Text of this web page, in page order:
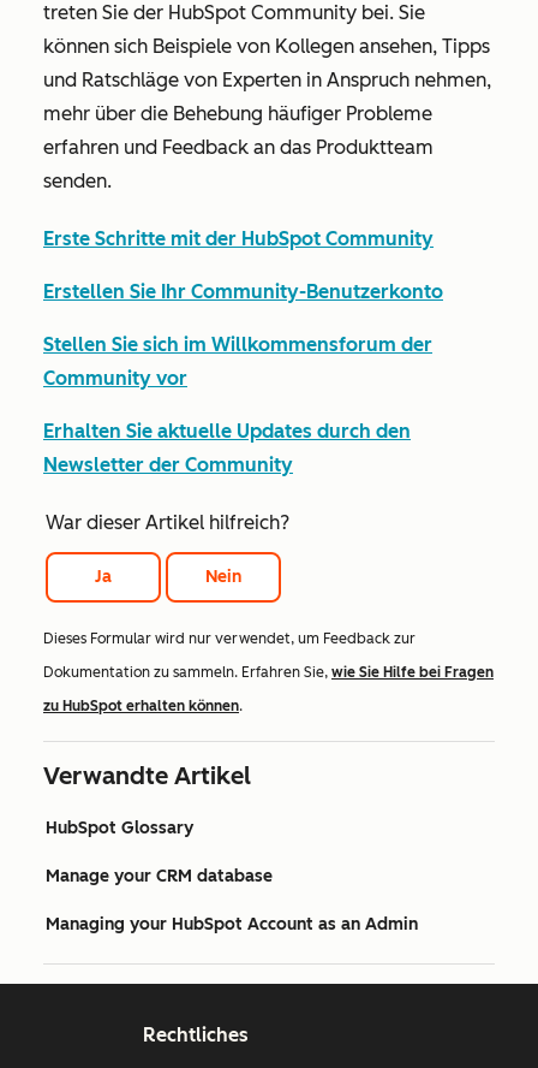
treten Sie der HubSpot Community bei. Sie
können sich Beispiele von Kollegen ansehen, Tipps
und Ratschläge von Experten in Anspruch nehmen,
mehr über die Behebung häufiger Probleme
erfahren und Feedback an das Produktteam
senden.
Erste Schritte mit der HubSpot Community
Erstellen Sie Ihr Community-Benutzerkonto
Stellen Sie sich im Willkommensforum der
Community vor
Erhalten Sie aktuelle Updates durch den
Newsletter der Community
War dieser Artikel hilfreich?
Ja Nein
Dieses Formular wird nur verwendet, um Feedback zur
Dokumentation zu sammeln. Erfahren Sie, wie Sie Hilfe bei Fragen
zu HubSpot erhalten können.
Verwandte Artikel
HubSpot Glossary
Manage your CRM database
Managing your HubSpot Account as an Admin
Rechtliches